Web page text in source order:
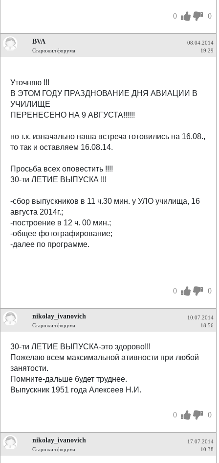
0 0
BVA
Старожил форума
08.04.2014
19:29
Уточняю !!!
В ЭТОМ ГОДУ ПРАЗДНОВАНИЕ ДНЯ АВИАЦИИ В
УЧИЛИЩЕ
ПЕРЕНЕСЕНО НА 9 АВГУСТА!!!!!!
но т.к. изначально наша встреча готовились на 16.08.,
то так и оставляем 16.08.14.
Просьба всех оповестить !!!!
30-ти ЛЕТИЕ ВЫПУСКА !!!
-сбор выпускников в 11 ч.30 мин. у УЛО училища, 16
августа 2014г.;
-построение в 12 ч. 00 мин.;
-общее фотографирование;
-далее по программе.
0 0
nikolay_ivanovich
Старожил форума
10.07.2014
18:56
30-ти ЛЕТИЕ ВЫПУСКА-это здорово!!!
Пожелаю всем максимальной ативности при любой
занятости.
Помните-дальше будет труднее.
Выпускник 1951 года Алексеев Н.И.
0 0
nikolay_ivanovich
Старожил форума
17.07.2014
10:38